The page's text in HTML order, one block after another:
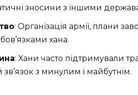
зносини з іншими
: Організація армії, плани
хана.
: Хани часто підтримували
зв’язок з минулим і майбутнім.